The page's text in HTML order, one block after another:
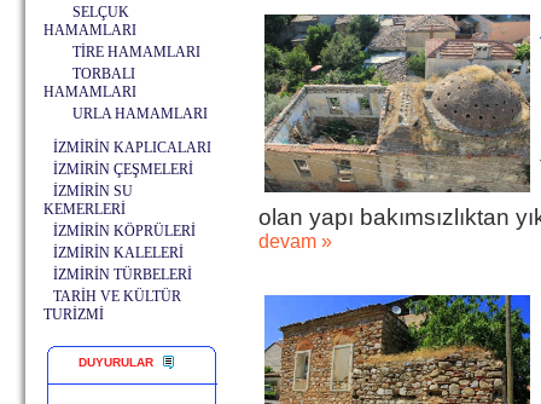
SELÇUK
HAMAMLARI
TİRE HAMAMLARI
TORBALI
HAMAMLARI
URLA HAMAMLARI
İZMİRİN KAPLICALARI
İZMİRİN ÇEŞMELERİ
İZMİRİN SU
KEMERLERİ
İZMİRİN KÖPRÜLERİ
İZMİRİN KALELERİ
İZMİRİN TÜRBELERİ
TARİH VE KÜLTÜR
TURİZMİ
DUYURULAR
olan yapı bakımsızlıktan
devam »